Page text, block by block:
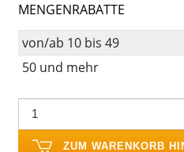
MENGENRABATTE
von/ab 10 bis 49
50 und mehr
ZUM WARENKORB